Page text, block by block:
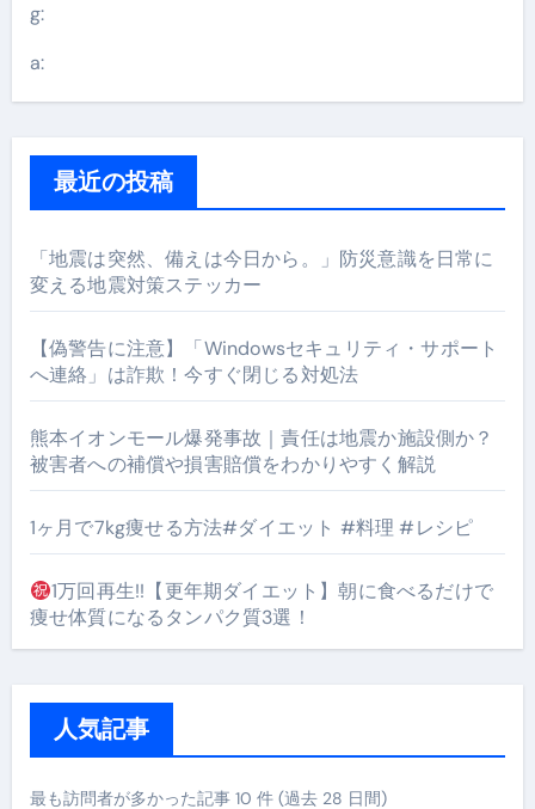
g:
a:
最近の投稿
「地震は突然、備えは今日から。」防災意識を日常に
変える地震対策ステッカー
【偽警告に注意】「Windowsセキュリティ・サポート
へ連絡」は詐欺！今すぐ閉じる対処法
熊本イオンモール爆発事故｜責任は地震か施設側か？
被害者への補償や損害賠償をわかりやすく解説
1ヶ月で7kg痩せる方法#ダイエット #料理 #レシピ
1万回再生!!【更年期ダイエット】朝に食べるだけで
痩せ体質になるタンパク質3選！
人気記事
最も訪問者が多かった記事 10 件 (過去 28 日間)